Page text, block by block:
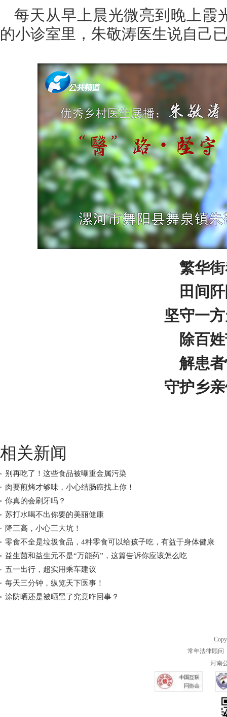
每天从早上晨光微亮到晚上霞
的小诊室里，朱敬涛医生说自
繁华
田间
坚守一
除百
解患
守护乡
相关新闻
别再吃了！这些食品被曝重金属污染
肉要煎烤才够味，小心结肠癌找上你！
你真的会刷牙吗？
苏打水喝不出你要的美丽健康
降三高，小心三大坑！
零食不全是垃圾食品，4种零食可以给孩子吃，有益于身体健康
益生菌和益生元不是“万能药”，这篇告诉你应该怎么吃
五一出行，超实用乘车建议
每天三分钟，纵览天下医事！
涂防晒还是被晒黑了究竟咋回事？
常年法律顾问
河南